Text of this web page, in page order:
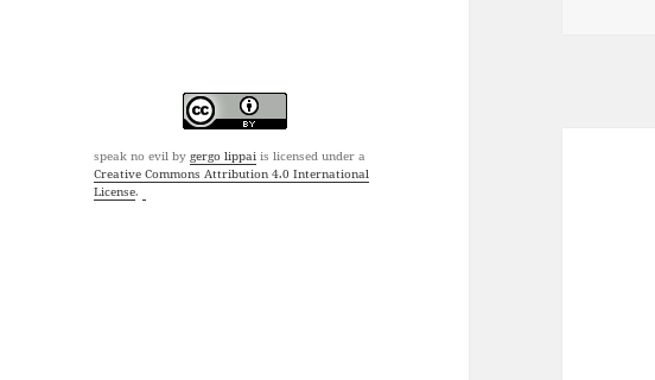
speak no evil bygergo lippai is licensed under a
Creative Commons Attribution 4.0 International
License.